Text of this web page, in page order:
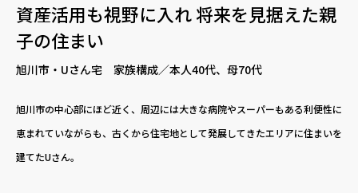
資産活用も視野に入れ 将来を見据えた親
子の住まい
旭川市・Uさん宅 家族構成／本人40代、母70代
旭川市の中心部にほど近く、周辺には大きな病院やスーパーもある利便性に
恵まれていながらも、古くから住宅地として発展してきたエリアに住まいを
建てたUさん。